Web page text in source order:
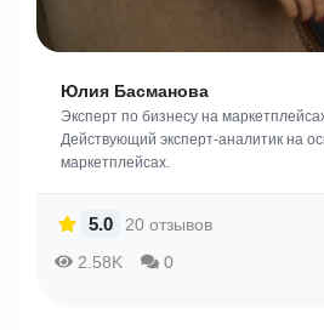
Юлия Басманова
Эксперт по бизнесу на
Действующий эксперт-аналитик на
маркетплейсах.
2.58K 0
5.0 20 отзывов